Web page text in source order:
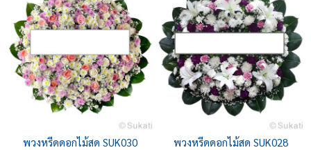
พวงหรีดดอกไม้สด SUK030 พวงหรีดดอกไม้สด SUK028